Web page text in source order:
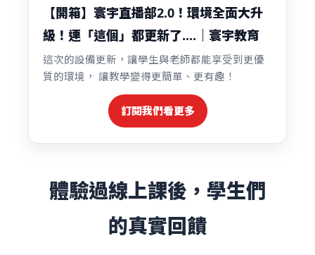
【開箱】寰宇直播部2.0！環境全面大升
級！連「這個」都更新了....｜寰宇教育
這次的設備更新，讓學生與老師都能享受到更優
質的環境， 讓教學變得更簡單、更有趣！
訂閱我們看更多
體驗過線上課後，學生們
的真實回饋